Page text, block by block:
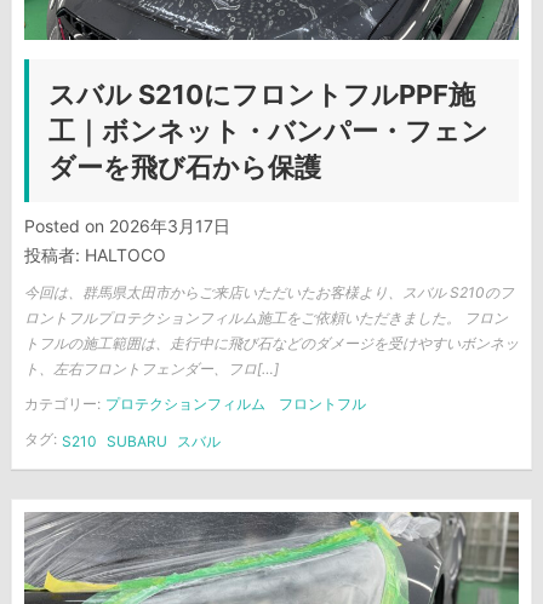
スバル S210にフロントフルPPF施
工｜ボンネット・バンパー・フェン
ダーを飛び石から保護
Posted on 2026年3月17日
投稿者: HALTOCO
今回は、群馬県太田市からご来店いただいたお客様より、スバル S210のフ
ロントフルプロテクションフィルム施工をご依頼いただきました。 フロン
トフルの施工範囲は、走行中に飛び石などのダメージを受けやすいボンネッ
ト、左右フロントフェンダー、フロ[…]
カテゴリー: プロテクションフィルム
フロントフル
タグ: S210 SUBARU スバル